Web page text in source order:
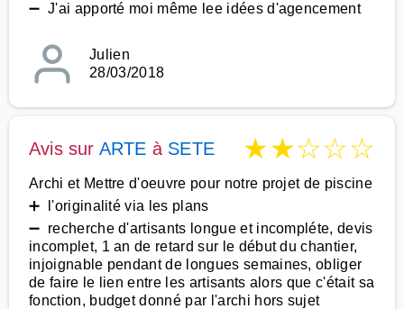
➖ J'ai apporté moi même lee idées d'agencement
Julien
28/03/2018
Avis sur ARTE à SETE ★★☆☆☆
Archi et Mettre d'oeuvre pour notre projet de piscine
➕ l'originalité via les plans
➖ recherche d'artisants longue et incompléte, devis
incomplet, 1 an de retard sur le début du chantier,
injoignable pendant de longues semaines, obliger
de faire le lien entre les artisants alors que c'était sa
fonction, budget donné par l'archi hors sujet